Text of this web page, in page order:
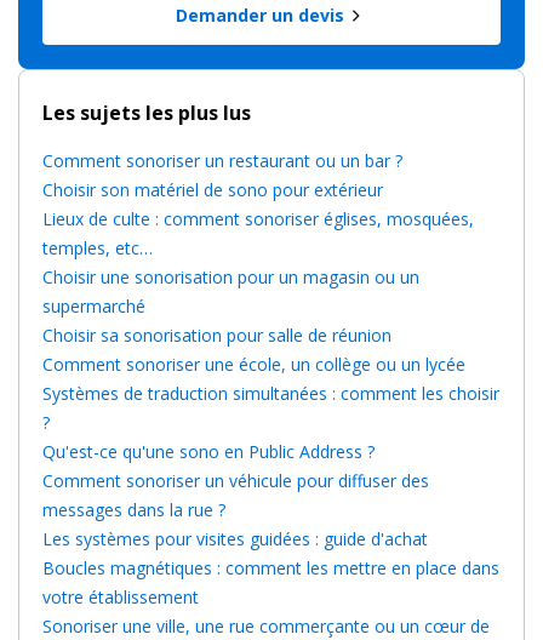
Demander un devis
Les sujets les plus lus
Comment sonoriser un restaurant ou un bar ?
Choisir son matériel de sono pour extérieur
Lieux de culte : comment sonoriser églises, mosquées,
temples, etc…
Choisir une sonorisation pour un magasin ou un
supermarché
Choisir sa sonorisation pour salle de réunion
Comment sonoriser une école, un collège ou un lycée
Systèmes de traduction simultanées : comment les choisir
?
Qu'est-ce qu'une sono en Public Address ?
Comment sonoriser un véhicule pour diffuser des
messages dans la rue ?
Les systèmes pour visites guidées : guide d'achat
Boucles magnétiques : comment les mettre en place dans
votre établissement
Sonoriser une ville, une rue commerçante ou un cœur de